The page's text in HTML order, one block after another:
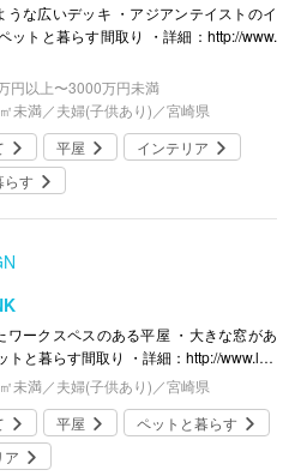
うな広いデッキ ・アジアンテイストのイ
ットと暮らす間取り ・詳細：http://www.
円以上〜3000万円未満
未満／夫婦(子供あり)／宮崎県
平屋
インテリア
らす
ワークスペスのある平屋 ・大きな窓があ
トと暮らす間取り ・詳細：http://www.l…
未満／夫婦(子供あり)／宮崎県
平屋
ペットと暮らす
ア